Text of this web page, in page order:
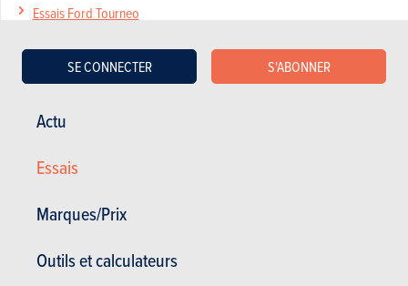
Actu
Essais
Marques/Prix
Outils et calculateurs
SE CONNECTER S'ABONNER
Essais Ford Tourneo
Spécifications Ford Tourneo
Actualités
Occasions & Stock